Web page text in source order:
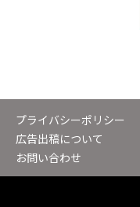
プライバシーポリシー
広告出稿について
お問い合わせ